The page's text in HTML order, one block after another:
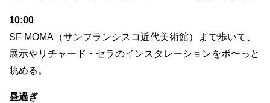
10:00
SF MOMA（サンフランシスコ近代美術館）まで歩いて、
展示やリチャード・セラのインスタレーションをボ〜っと
眺める。
昼過ぎ